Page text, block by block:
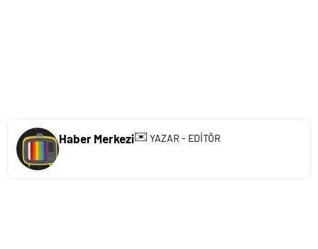
Haber Merkezi✉️ YAZAR - EDİTÖR